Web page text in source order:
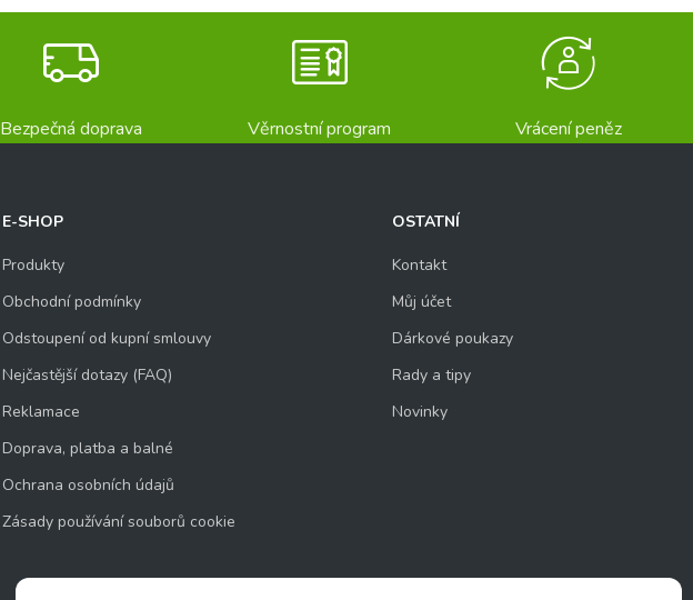
Bezpečná doprava Věrnostní program Vrácení peněz
E-SHOP
Produkty
Obchodní podmínky
Odstoupení od kupní smlouvy
Nejčastější dotazy (FAQ)
Reklamace
Doprava, platba a balné
Ochrana osobních údajů
Zásady používání souborů cookie
OSTATNÍ
Kontakt
Můj účet
Dárkové poukazy
Rady a tipy
Novinky